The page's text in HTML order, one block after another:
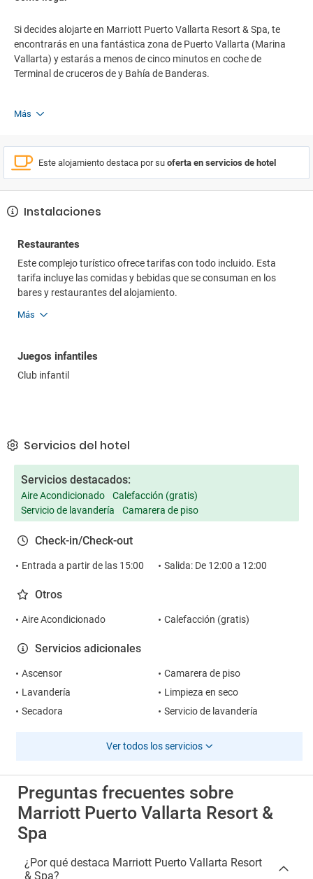
Si decides alojarte en Marriott Puerto Vallarta Resort & Spa, te
encontrarás en una fantástica zona de Puerto Vallarta (Marina
Vallarta) y estarás a menos de cinco minutos en coche de
Terminal de cruceros de y Bahía de Banderas.
Más
Este alojamiento destaca por su oferta en servicios de hotel
Instalaciones
Restaurantes
Este complejo turístico ofrece tarifas con todo incluido. Esta
tarifa incluye las comidas y bebidas que se consuman en los
bares y restaurantes del alojamiento.
Más
Juegos infantiles
Club infantil
Servicios del hotel
Servicios destacados:
Aire Acondicionado
Calefacción (gratis)
Servicio de lavandería
Camarera de piso
Check-in/Check-out
Entrada a partir de las 15:00 Salida: De 12:00 a 12:00
Otros
Aire Acondicionado Calefacción (gratis)
Servicios adicionales
Ascensor
Camarera de piso
Lavandería
Limpieza en seco
Secadora
Servicio de lavandería
Ver todos los servicios
Preguntas frecuentes sobre
Marriott Puerto Vallarta Resort &
Spa
¿Por qué destaca Marriott Puerto Vallarta Resort
& Spa?